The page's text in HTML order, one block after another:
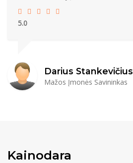
5.0
Darius Stankevičius
Mažos Įmonės Savininkas
Kainodara